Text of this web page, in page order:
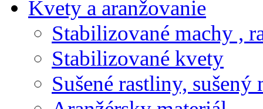
Kvety a aranžovanie
Stabilizované machy ,
Stabilizované kvety
Sušené rastliny,